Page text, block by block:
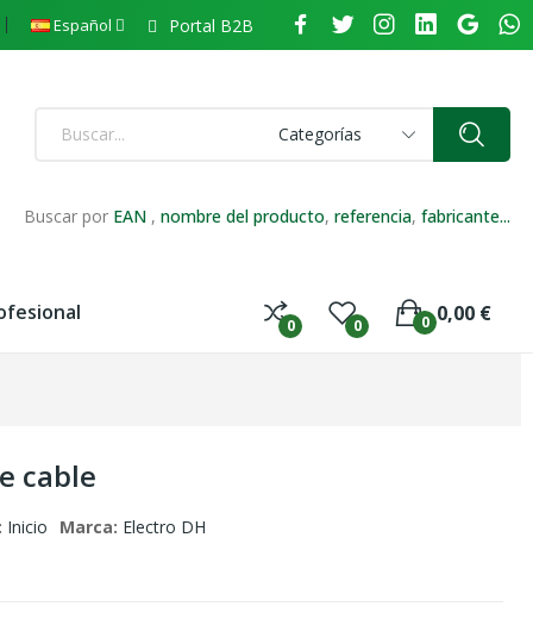
Español Portal B2B
Categorías
Buscar por EAN ,nombre del producto,referencia,fabricante...
0 0 0,00 €
0
cable
Inicio Marca: Electro DH